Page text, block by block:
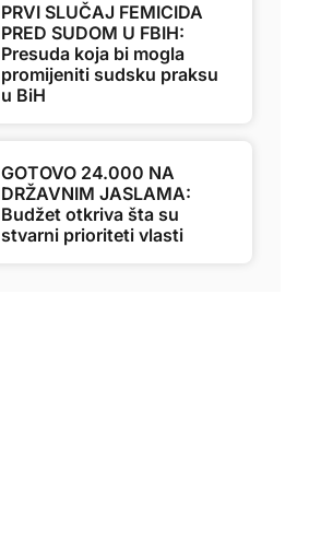
PRVI SLUČAJ FEMICIDA
PRED SUDOM U FBIH:
Presuda koja bi mogla
promijeniti sudsku praksu
u BiH
GOTOVO 24.000 NA
DRŽAVNIM JASLAMA:
Budžet otkriva šta su
stvarni prioriteti vlasti